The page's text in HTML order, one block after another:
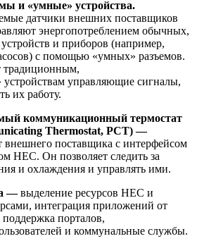
«умные» устройства.
датчики внешних поставщиков
энергопотреблением обычных,
и приборов (например,
с помощью «умных» разъемов.
традиционным,
устройствам управляющие сигналы,
их работу.
термостат
Thermostat, PCT) —
внешнего поставщика с интерфейсом
HEC. Он позволяет следить за
и охлаждения и управлять ими.
—выделение ресурсов HEC и
интеграция приложений от
порталов,
и коммунальные службы.